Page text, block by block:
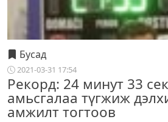
Бусад
2021-03-31 17:54
Рекорд: 24 минут 33
амьсгалаа түгжиж
амжилт тогтоов